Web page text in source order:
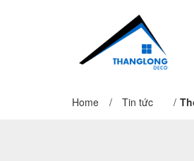
Home / Tin tức /